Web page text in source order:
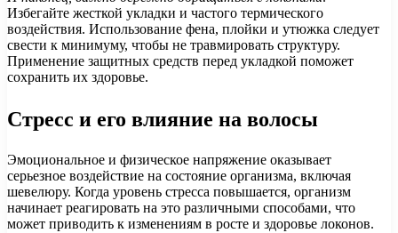
Избегайте жесткой укладки и частого термического
воздействия. Использование фена, плойки и утюжка следует
свести к минимуму, чтобы не травмировать структуру.
Применение защитных средств перед укладкой поможет
сохранить их здоровье.
Стресс и его влияние на волосы
Эмоциональное и физическое напряжение оказывает
серьезное воздействие на состояние организма, включая
шевелюру. Когда уровень стресса повышается, организм
начинает реагировать на это различными способами, что
может приводить к изменениям в росте и здоровье локонов.